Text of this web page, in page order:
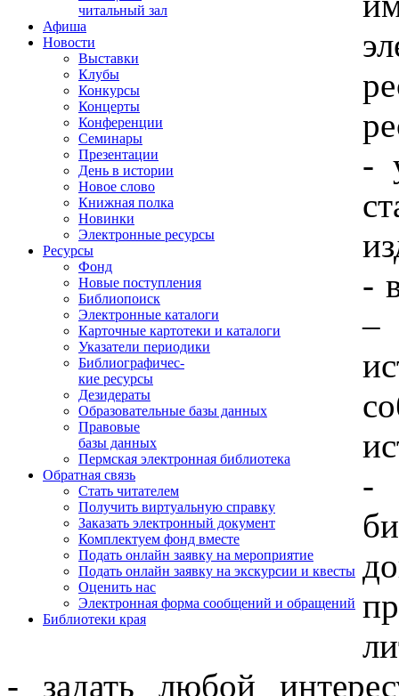
читальный зал
Афиша
Новости
Выставки
Клубы
Конкурсы
Концерты
Конференции
Семинары
Презентации
День в истории
Новое слово
Книжная полка
Новинки
Электронные ресурсы
Ресурсы
Фонд
Новые поступления
Библиопоиск
Электронные каталоги
Карточные картотеки и каталоги
Указатели периодики
Библиографичес-
кие ресурсы
Дезидераты
Образовательные базы данных
Правовые
базы данных
Пермская электронная библиотека
Обратная связь
Стать читателем
Получить виртуальную справку
Заказать электронный документ
Комплектуем фонд вместе
Подать онлайн заявку на мероприятие
Подать онлайн заявку на экскурсии и квесты
Оценить нас
Электронная форма сообщений и обращений
Библиотеки края
-
-
–
-
- задать любой